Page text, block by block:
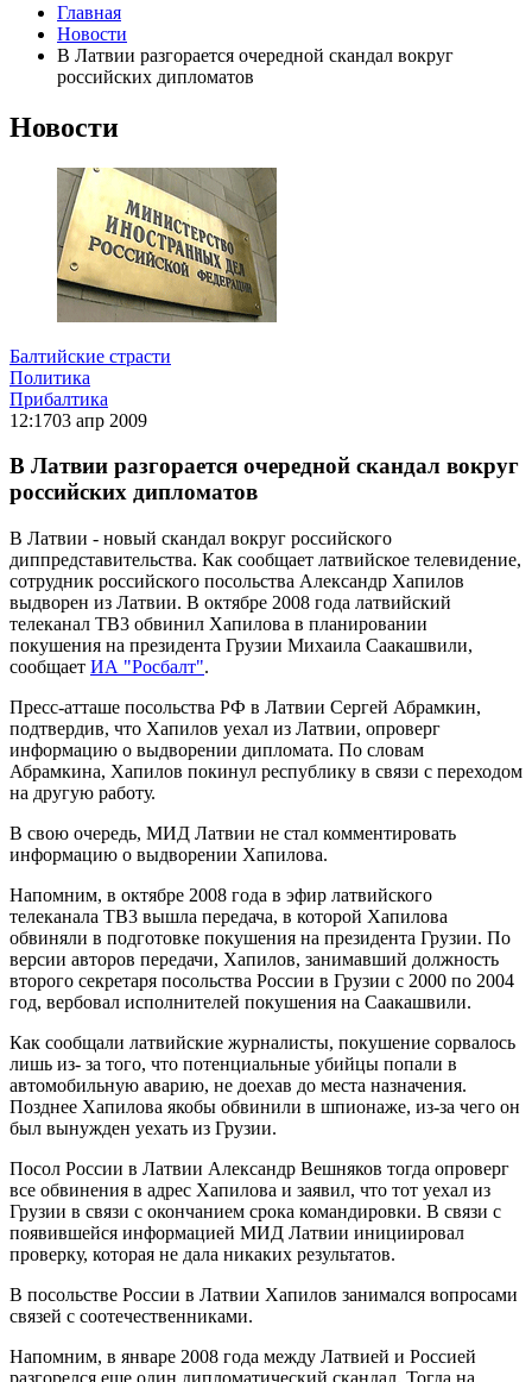
Главная
Новости
В Латвии разгорается очередной скандал вокруг
российских дипломатов
Новости
Балтийские страсти
Политика
Прибалтика
12:1703 апр 2009
В Латвии разгорается очередной скандал вокруг
российских дипломатов
В Латвии - новый скандал вокруг российского
диппредставительства. Как сообщает латвийское телевидение,
сотрудник российского посольства Александр Хапилов
выдворен из Латвии. В октябре 2008 года латвийский
телеканал ТВ3 обвинил Хапилова в планировании
покушения на президента Грузии Михаила Саакашвили,
сообщает ИА "Росбалт".
Пресс-атташе посольства РФ в Латвии Сергей Абрамкин,
подтвердив, что Хапилов уехал из Латвии, опроверг
информацию о выдворении дипломата. По словам
Абрамкина, Хапилов покинул республику в связи с переходом
на другую работу.
В свою очередь, МИД Латвии не стал комментировать
информацию о выдворении Хапилова.
Напомним, в октябре 2008 года в эфир латвийского
телеканала ТВ3 вышла передача, в которой Хапилова
обвиняли в подготовке покушения на президента Грузии. По
версии авторов передачи, Хапилов, занимавший должность
второго секретаря посольства России в Грузии с 2000 по 2004
год, вербовал исполнителей покушения на Саакашвили.
Как сообщали латвийские журналисты, покушение сорвалось
лишь из- за того, что потенциальные убийцы попали в
автомобильную аварию, не доехав до места назначения.
Позднее Хапилова якобы обвинили в шпионаже, из-за чего он
был вынужден уехать из Грузии.
Посол России в Латвии Александр Вешняков тогда опроверг
все обвинения в адрес Хапилова и заявил, что тот уехал из
Грузии в связи с окончанием срока командировки. В связи с
появившейся информацией МИД Латвии инициировал
проверку, которая не дала никаких результатов.
В посольстве России в Латвии Хапилов занимался вопросами
связей с соотечественниками.
Напомним, в январе 2008 года между Латвией и Россией
разгорелся еще один дипломатический скандал. Тогда на